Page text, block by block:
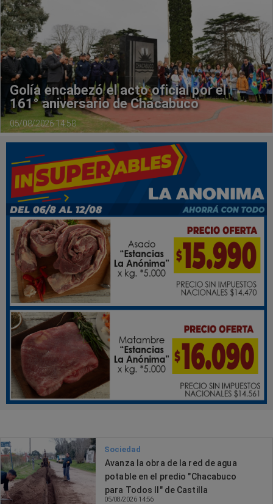
Golía encabezó el acto oficial por el
161° aniversario de Chacabuco
05/08/2026 14:58
Sociedad
Avanza la obra de la red de agua
potable en el predio "Chacabuco
para Todos II" de Castilla
05/08/2026 14:56